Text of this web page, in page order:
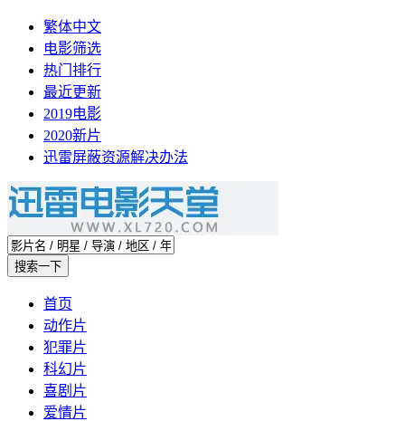
繁体中文
电影筛选
热门排行
最近更新
2019电影
2020新片
迅雷屏蔽资源解决办法
首页
动作片
犯罪片
科幻片
喜剧片
爱情片